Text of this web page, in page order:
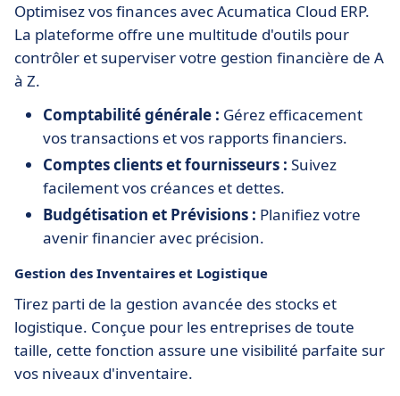
Optimisez vos finances avec Acumatica Cloud ERP.
La plateforme offre une multitude d'outils pour
contrôler et superviser votre gestion financière de A
à Z.
Comptabilité générale : Gérez efficacement
vos transactions et vos rapports financiers.
Comptes clients et fournisseurs : Suivez
facilement vos créances et dettes.
Budgétisation et Prévisions : Planifiez votre
avenir financier avec précision.
Gestion des Inventaires et Logistique
Tirez parti de la gestion avancée des stocks et
logistique. Conçue pour les entreprises de toute
taille, cette fonction assure une visibilité parfaite sur
vos niveaux d'inventaire.